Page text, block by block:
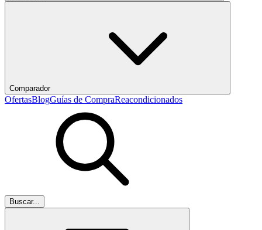
Comparador
OfertasBlogGuías de CompraReacondicionados
Buscar...